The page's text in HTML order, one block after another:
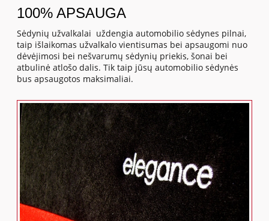
100% APSAUGA
Sėdynių užvalkalai uždengia automobilio sėdynes pilnai,
taip išlaikomas užvalkalo vientisumas bei apsaugomi nuo
dėvėjimosi bei nešvarumų sėdynių priekis, šonai bei
atbulinė atlošo dalis. Tik taip jūsų automobilio sėdynės
bus apsaugotos maksimaliai.